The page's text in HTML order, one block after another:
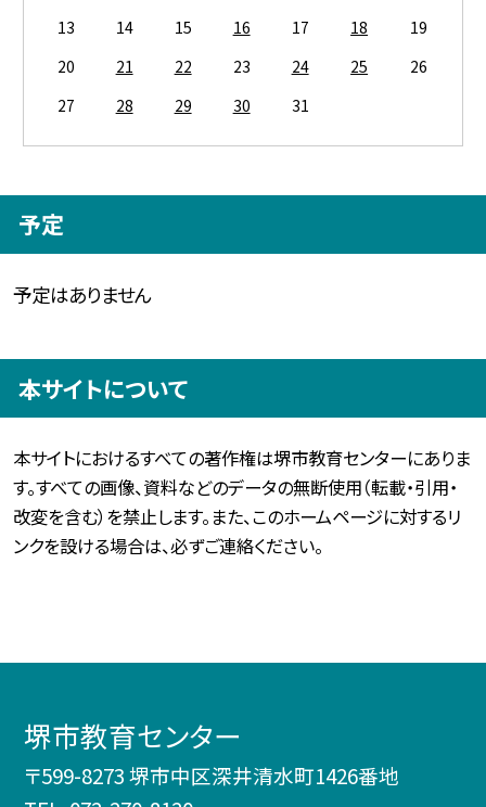
13
14 15 16 17 18
19
20
21 22 23 24 25
26
27
28 29 30 31
予定
予定はありません
本サイトについて
本サイトにおけるすべての著作権は堺市教育センターにありま
す。すべての画像、資料などのデータの無断使用（転載・引用・
改変を含む）を禁止します。また、このホームページに対するリ
ンクを設ける場合は、必ずご連絡ください。
堺市教育センター
〒599-8273 堺市中区深井清水町1426番地